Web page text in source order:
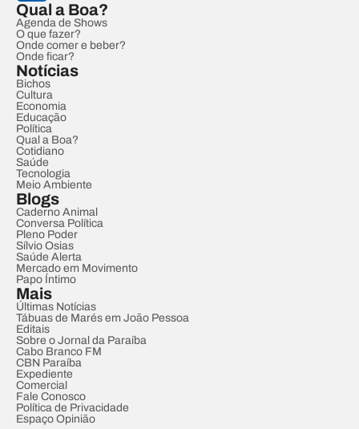
Qual a Boa?
Agenda de Shows
O que fazer?
Onde comer e beber?
Onde ficar?
Notícias
Bichos
Cultura
Economia
Educação
Política
Qual a Boa?
Cotidiano
Saúde
Tecnologia
Meio Ambiente
Blogs
Caderno Animal
Conversa Política
Pleno Poder
Sílvio Osias
Saúde Alerta
Mercado em Movimento
Papo Íntimo
Mais
Últimas Notícias
Tábuas de Marés em João Pessoa
Editais
Sobre o Jornal da Paraíba
Cabo Branco FM
CBN Paraíba
Expediente
Comercial
Fale Conosco
Política de Privacidade
Espaço Opinião